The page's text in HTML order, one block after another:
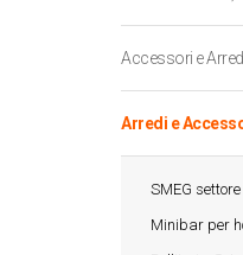
Accessori e
Arredi e
SMEG
Minibar per